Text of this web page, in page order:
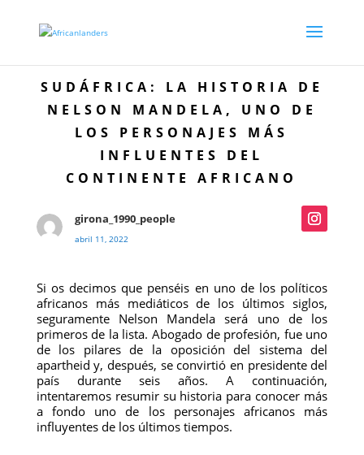
SUDÁFRICA: LA HISTORIA DE
NELSON MANDELA, UNO DE
LOS PERSONAJES MÁS
INFLUENTES DEL
CONTINENTE AFRICANO
girona_1990_people
abril 11, 2022
Si os decimos que penséis en uno de los políticos
africanos más mediáticos de los últimos siglos,
seguramente Nelson Mandela será uno de los
primeros de la lista. Abogado de profesión, fue uno
de los pilares de la oposición del sistema del
apartheid y, después, se convirtió en presidente del
país durante seis años. A continuación,
intentaremos resumir su historia para conocer más
a fondo uno de los personajes africanos más
influyentes de los últimos tiempos.